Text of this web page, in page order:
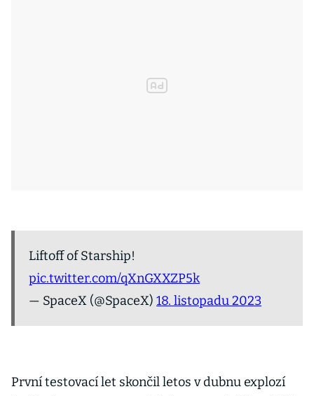
Liftoff of Starship!
pic.twitter.com/qXnGXXZP5k
— SpaceX (@SpaceX) 18. listopadu 2023
První testovací let skončil letos v dubnu explozí